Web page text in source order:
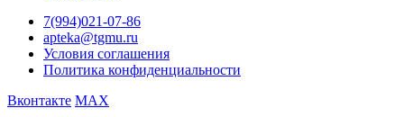
7(994)021-07-86
apteka@tgmu.ru
Условия соглашения
Политика конфиденциальности
Вконтакте MAX